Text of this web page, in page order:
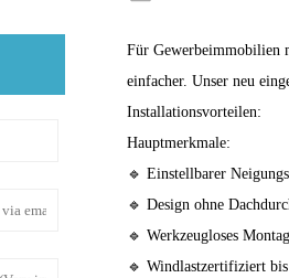
Für Gewerbeimmobilien
einfacher. Unser neu
Installationsvorteilen:
Hauptmerkmale:
🔹 Einstellbarer
🔹 Design ohne
🔹 Werkzeugloses
🔹 Windlastzertifiziert